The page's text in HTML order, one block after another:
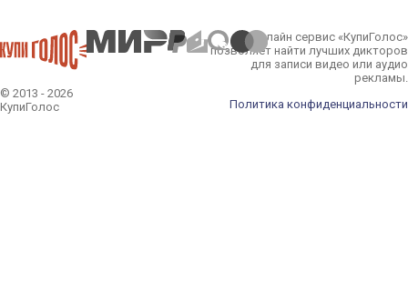
© 2013 - 2026
КупиГолос
Онлайн сервис «КупиГолос»
позволяет найти лучших дикторов
для записи видео или аудио
рекламы.
Политика конфиденциальности